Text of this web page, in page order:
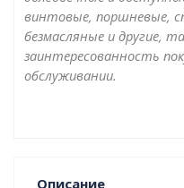
винтовые, поршневые,
безмасляные и другие,
заинтересованность
обслуживании.
Описание